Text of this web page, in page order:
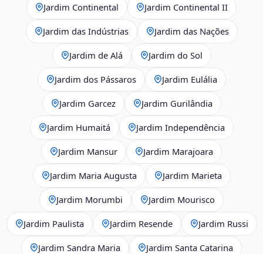
Jardim Continental Jardim Continental II
Jardim das Indústrias Jardim das Nações
Jardim de Alá Jardim do Sol
Jardim dos Pássaros Jardim Eulália
Jardim Garcez Jardim Gurilândia
Jardim Humaitá Jardim Independência
Jardim Mansur Jardim Marajoara
Jardim Maria Augusta Jardim Marieta
Jardim Morumbi Jardim Mourisco
Jardim Paulista Jardim Resende Jardim Russi
Jardim Sandra Maria Jardim Santa Catarina